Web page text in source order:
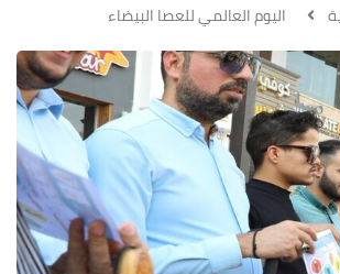
اليوم العالمي للعصا البيضاء